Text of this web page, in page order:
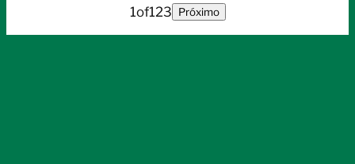
1of123 Próximo